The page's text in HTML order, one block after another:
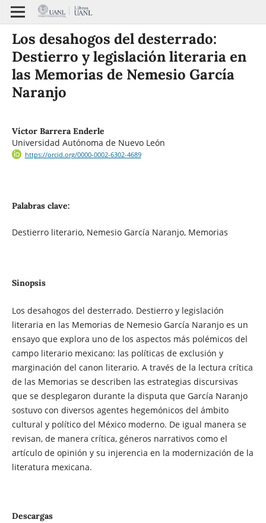
Los desahogos del desterrado:
Destierro y legislación literaria en
las Memorias de Nemesio García
Naranjo
Víctor Barrera Enderle
Universidad Autónoma de Nuevo León
https://orcid.org/0000-0002-6302-4689
Palabras clave:
Destierro literario, Nemesio García Naranjo, Memorias
Sinopsis
Los desahogos del desterrado. Destierro y legislación
literaria en las Memorias de Nemesio García Naranjo es un
ensayo que explora uno de los aspectos más polémicos del
campo literario mexicano: las políticas de exclusión y
marginación del canon literario. A través de la lectura crítica
de las Memorias se describen las estrategias discursivas
que se desplegaron durante la disputa que García Naranjo
sostuvo con diversos agentes hegemónicos del ámbito
cultural y político del México moderno. De igual manera se
revisan, de manera crítica, géneros narrativos como el
artículo de opinión y su injerencia en la modernización de la
literatura mexicana.
Descargas